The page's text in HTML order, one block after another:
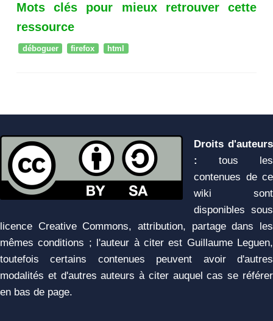
Mots clés pour mieux retrouver cette
ressource
déboguer firefox html
Droits d'auteurs
:
tous les
contenues de ce
wiki sont
disponibles sous
licence Creative Commons, attribution, partage dans les
mêmes conditions ; l'auteur à citer est Guillaume Leguen,
toutefois certains contenues peuvent avoir d'autres
modalités et d'autres auteurs à citer auquel cas se référer
en bas de page.